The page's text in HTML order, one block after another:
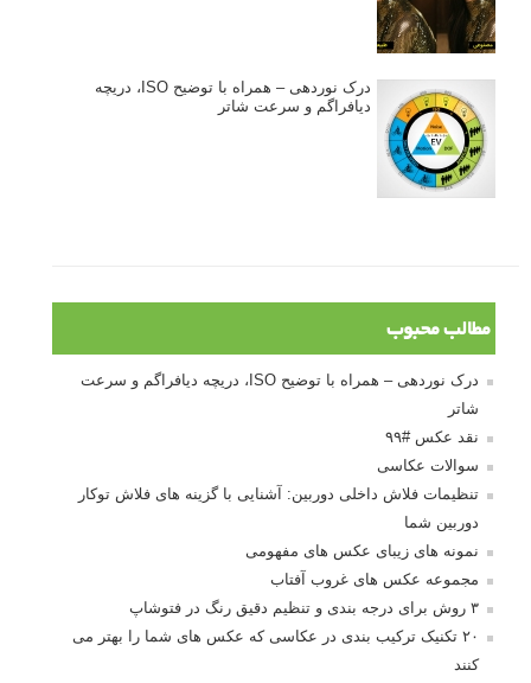
درک نوردهی – همراه با توضیح ISO، دریچه
دیافراگم و سرعت شاتر
مطالب محبوب
درک نوردهی – همراه با توضیح ISO، دریچه دیافراگم و سرعت
شاتر
نقد عکس #۹۹
سوالات عکاسی
تنظیمات فلاش داخلی دوربین: آشنایی با گزینه های فلاش توکار
دوربین شما
نمونه های زیبای عکس های مفهومی
مجموعه عکس های غروب آفتاب
۳ روش برای درجه بندی و تنظیم دقیق رنگ در فتوشاپ
۲۰ تکنیک ترکیب بندی در عکاسی که عکس های شما را بهتر می
کنند